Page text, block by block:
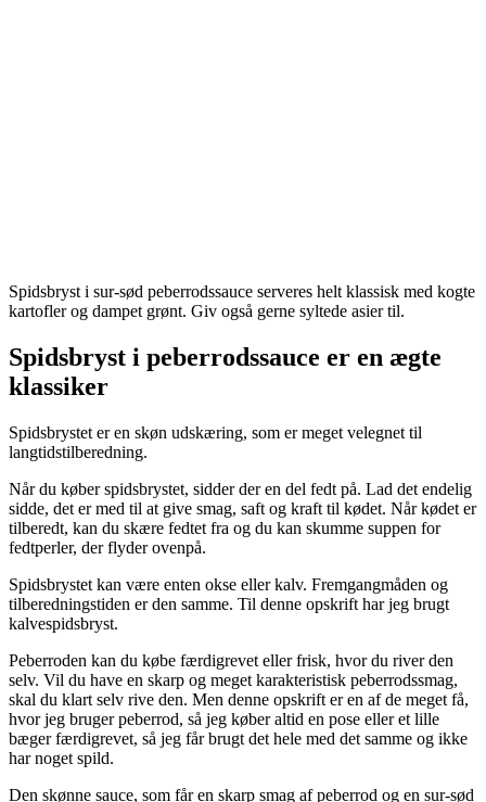
Spidsbryst i sur-sød peberrodssauce serveres helt klassisk med kogte
kartofler og dampet grønt. Giv også gerne syltede asier til.
Spidsbryst i peberrodssauce er en ægte
klassiker
Spidsbrystet er en skøn udskæring, som er meget velegnet til
langtidstilberedning.
Når du køber spidsbrystet, sidder der en del fedt på. Lad det endelig
sidde, det er med til at give smag, saft og kraft til kødet. Når kødet er
tilberedt, kan du skære fedtet fra og du kan skumme suppen for
fedtperler, der flyder ovenpå.
Spidsbrystet kan være enten okse eller kalv. Fremgangmåden og
tilberedningstiden er den samme. Til denne opskrift har jeg brugt
kalvespidsbryst.
Peberroden kan du købe færdigrevet eller frisk, hvor du river den
selv. Vil du have en skarp og meget karakteristisk peberrodssmag,
skal du klart selv rive den. Men denne opskrift er en af de meget få,
hvor jeg bruger peberrod, så jeg køber altid en pose eller et lille
bæger færdigrevet, så jeg får brugt det hele med det samme og ikke
har noget spild.
Den skønne sauce, som får en skarp smag af peberrod og en sur-sød